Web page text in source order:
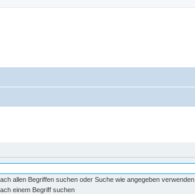
allen Begriffen suchen oder Suche wie angegeben verwenden
einem Begriff suchen